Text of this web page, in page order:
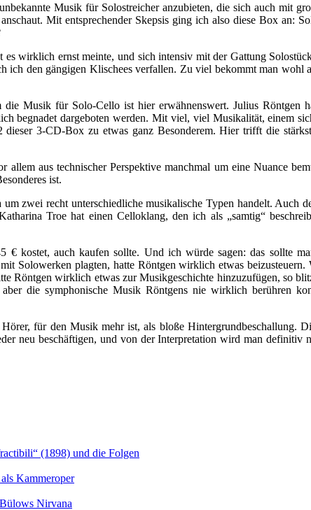
Musik für Solostreicher anzubieten, die sich auch mit
Mit entsprechender Skepsis ging ich also diese Box
wirklich ernst meinte, und sich intensiv mit der Gattung
den gängigen Klischees verfallen. Zu viel bekommt man wohl
Musik für Solo-Cello ist hier erwähnenswert. Julius Röntgen
begnadet dargeboten werden. Mit viel, viel Musikalität, einem
3-CD-Box zu etwas ganz Besonderem. Hier trifft die
aus technischer Perspektive manchmal um eine Nuance
ist.
zwei recht unterschiedliche musikalische Typen handelt. Auch
Troe hat einen Celloklang, den ich als „samtig“
kostet, auch kaufen sollte. Und ich würde sagen: das sollte
Solowerken plagten, hatte Röntgen wirklich etwas
Röntgen wirklich etwas zur Musikgeschichte hinzuzufügen, so
die symphonische Musik Röntgens nie wirklich berühren
für den Musik mehr ist, als bloße Hintergrundbeschallung.
neu beschäftigen, und von der Interpretation wird man
(1898) und die Folgen
Kammeroper
Nirvana